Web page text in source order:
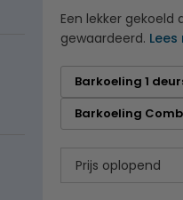
Een lekker
gewaardeerd. Lees
Barkoeling 1
Barkoeling